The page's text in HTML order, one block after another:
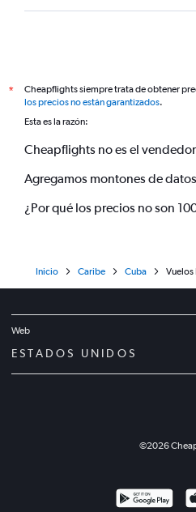
*
Cheapflights siempre trata de obtener
los precios no están garantizados.
Esta es la razón:
Cheapflights no es el
Agregamos montones de
¿Por qué los precios no son
Inicio Caribe Cuba Vuelos
Web
ESTADOS UNIDOS
©2026